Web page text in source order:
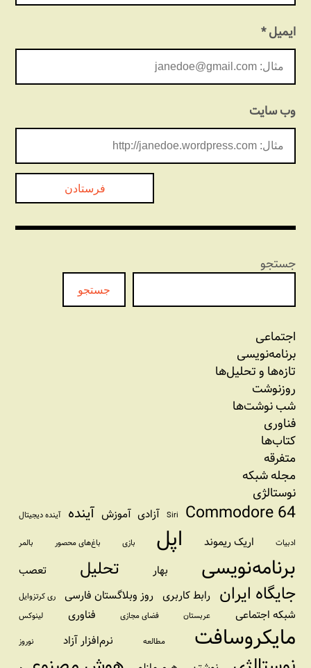
ایمیل*
وب‌ سایت
جستجو
جستجو
اجتماعی
برنامه‏‌نویسی
تازه‌‌ها و تحلیل‌ها
روزنوشت
شب نوشت‌ها
فناوری
کتاب‌ها
متفرقه
مجله شبکه
نوستالژی
Commodore 64
Siri آزادی آموزش آینده آینده دیجیتال
ادبیات اریک ریموند اپل بازی باغ‌های محصور بالمر
برنامه‌نویسی بهار تحلیل تعصب
جایگاه ایران رابط کاربری روز وبلاگستان فارسی ری کرتزوایل
شبکه اجتماعی عربستان فضای مجازی فناوری لینوکس
مایکروسافت مطالعه نرم‌افزار آزاد نوروز